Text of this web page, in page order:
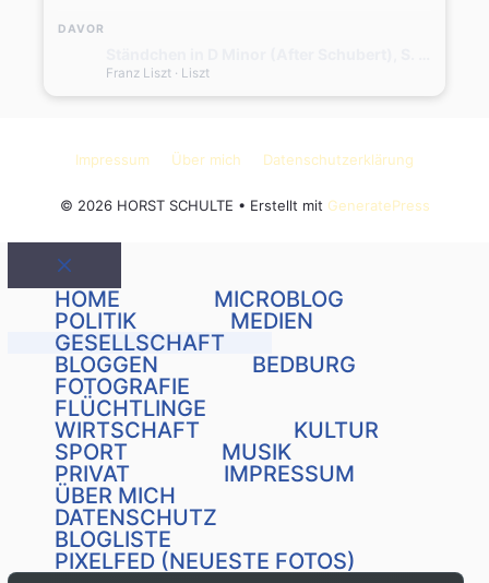
DAVOR
Franz Liszt · Liszt
Impressum Über mich Datenschutzerklärung
© 2026 HORST SCHULTE • Erstellt mit GeneratePress
Schließen
HOME
MICROBLOG
POLITIK
MEDIEN
GESELLSCHAFT
BLOGGEN
BEDBURG
FOTOGRAFIE
FLÜCHTLINGE
WIRTSCHAFT
KULTUR
SPORT
MUSIK
PRIVAT
IMPRESSUM
ÜBER MICH
DATENSCHUTZ
BLOGLISTE
PIXELFED (NEUESTE FOTOS)